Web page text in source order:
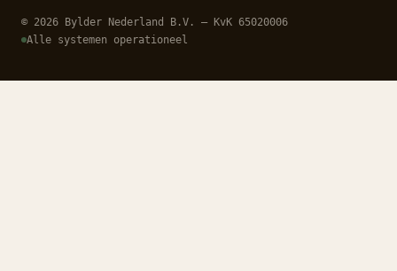
© 2026 Bylder Nederland B.V. — KvK 65020006
Alle systemen operationeel